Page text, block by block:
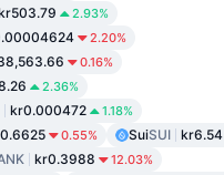
2.93%
2.20%
0.16%
2.36%
kr0.000472 1.18%
0.55% SuiSUI kr6.54
kr0.3988 12.03%